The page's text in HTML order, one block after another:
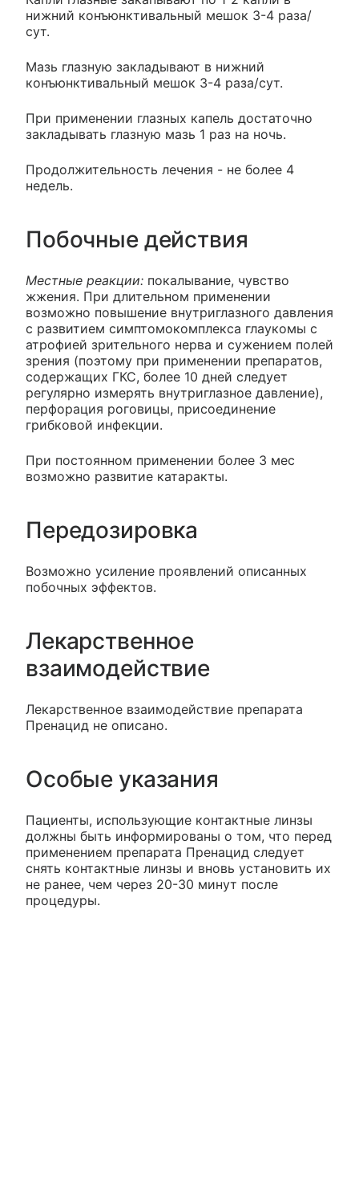
нижний конъюнктивальный мешок 3-4 раза/
сут.
Мазь глазную закладывают в нижний
конъюнктивальный мешок 3-4 раза/сут.
При применении глазных капель достаточно
закладывать глазную мазь 1 раз на ночь.
Продолжительность лечения - не более 4
недель.
Побочные действия
Местные реакции: покалывание, чувство
жжения. При длительном применении
возможно повышение внутриглазного давления
с развитием симптомокомплекса глаукомы с
атрофией зрительного нерва и сужением полей
зрения (поэтому при применении препаратов,
содержащих ГКС, более 10 дней следует
регулярно измерять внутриглазное давление),
перфорация роговицы, присоединение
грибковой инфекции.
При постоянном применении более 3 мес
возможно развитие катаракты.
Передозировка
Возможно усиление проявлений описанных
побочных эффектов.
Лекарственное
взаимодействие
Лекарственное взаимодействие препарата
Пренацид не описано.
Особые указания
Пациенты, использующие контактные линзы
должны быть информированы о том, что перед
применением препарата Пренацид следует
снять контактные линзы и вновь установить их
не ранее, чем через 20-30 минут после
процедуры.